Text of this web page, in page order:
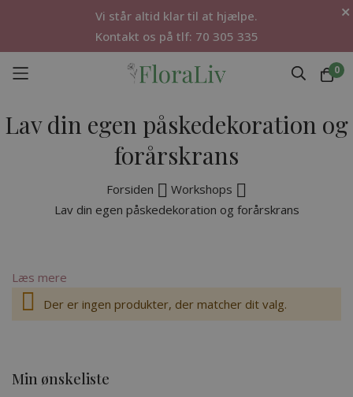
Vi står altid klar til at hjælpe.
Kontakt os på tlf: 70 305 335
0
to
Lav din egen påskedekoration og
forårskrans
Forsiden
Workshops
Lav din egen påskedekoration og forårskrans
Læs mere
Der er ingen produkter, der matcher dit valg.
Min ønskeliste